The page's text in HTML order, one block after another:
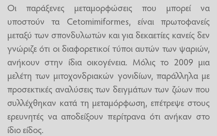
Οι παράξενες μεταμορφώσεις που μπορεί να
υποστούν τα Cetomimiformes, είναι πρωτοφανείς
μεταξύ των σπονδυλωτών και για δεκαετίες κανείς δεν
γνώριζε ότι οι διαφορετικοί τύποι αυτών των ψαριών,
ανήκουν στην ίδια οικογένεια. Μόλις το 2009 μια
μελέτη των μιτοχονδριακών γονιδίων, παράλληλα με
προσεκτικές αναλύσεις των δειγμάτων των ζώων που
συλλέχθηκαν κατά τη μεταμόρφωση, επέτρεψε στους
ερευνητές να αποδείξουν περίτρανα ότι ανήκαν στο
ίδιο είδος.